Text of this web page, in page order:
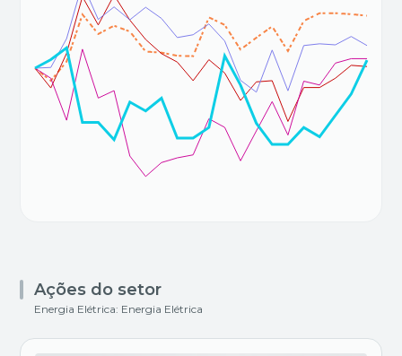
Ações do setor
Energia Elétrica: Energia Elétrica